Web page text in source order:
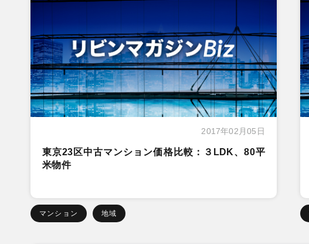
2017年02月05日
東京23区中古マンション価格比較：３LDK、80平
米物件
マンション 地域